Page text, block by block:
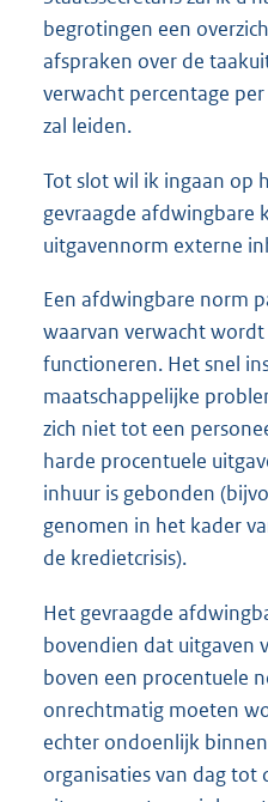
begrotingen een
afspraken over de
verwacht percentage
zal leiden.
Tot slot wil ik ingaan op
gevraagde afdwingbare
uitgavennorm externe
Een afdwingbare norm
waarvan verwacht
functioneren. Het snel
maatschappelijke
zich niet tot een
harde procentuele
inhuur is gebonden
genomen in het kader
de kredietcrisis).
Het gevraagde
bovendien dat uitgaven
boven een procentuele
onrechtmatig moeten
echter ondoenlijk
organisaties van dag tot